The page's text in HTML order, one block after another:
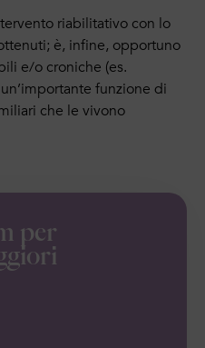
riabilitativo con lo
è, infine, opportuno
e/o croniche (es.
funzione di
che le vivono
per